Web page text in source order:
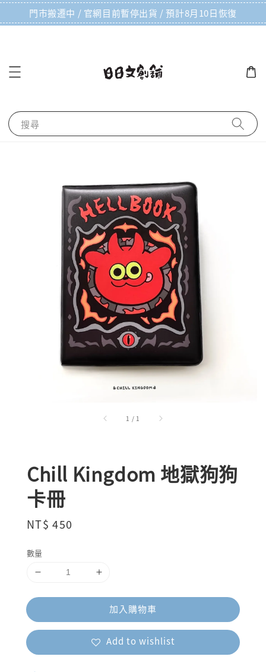
門市搬遷中 / 官網目前暫停出貨 / 預計8月10日恢復
搜尋
1 / 1
Chill Kingdom 地獄狗狗
卡冊
Regular
NT$ 450
數量
加入購物車
Add to wishlist